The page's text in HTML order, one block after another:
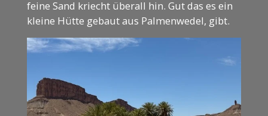
feine Sand kriecht überall hin. Gut das es ein
kleine Hütte gebaut aus Palmenwedel, gibt.